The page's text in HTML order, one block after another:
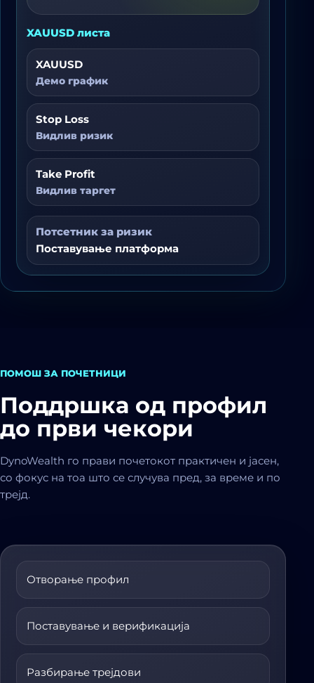
XAUUSD листа
XAUUSD
Демо график
Stop Loss
Видлив ризик
Take Profit
Видлив таргет
Потсетник за ризик
Поставување платформа
ПОМОШ ЗА ПОЧЕТНИЦИ
Поддршка од профил
до први чекори
DynoWealth го прави почетокот практичен и јасен,
со фокус на тоа што се случува пред, за време и по
трејд.
Отворање профил
Поставување и верификација
Разбирање трејдови